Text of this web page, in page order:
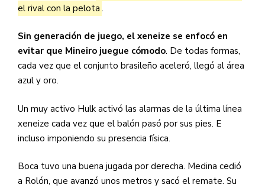
el rival con la pelota .
Sin generación de juego, el xeneize se enfocó en
evitar que Mineiro juegue cómodo. De todas formas,
cada vez que el conjunto brasileño aceleró, llegó al área
azul y oro.
Un muy activo Hulk activó las alarmas de la última línea
xeneize cada vez que el balón pasó por sus pies. E
incluso imponiendo su presencia física.
Boca tuvo una buena jugada por derecha. Medina cedió
a Rolón, que avanzó unos metros y sacó el remate. Su